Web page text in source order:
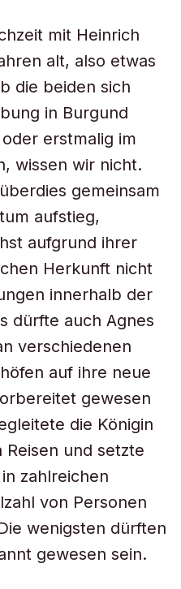
mit Heinrich
alt, also etwas
die beiden sich
in Burgund
erstmalig im
wissen wir nicht.
gemeinsam
aufstieg,
aufgrund ihrer
Herkunft nicht
innerhalb der
dürfte auch Agnes
verschiedenen
auf ihre neue
gewesen
die Königin
und setzte
zahlreichen
von Personen
wenigsten dürften
gewesen sein.